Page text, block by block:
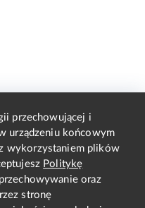
przechowującej i
urządzeniu końcowym
wykorzystaniem plików
Politykę
oraz
stronę